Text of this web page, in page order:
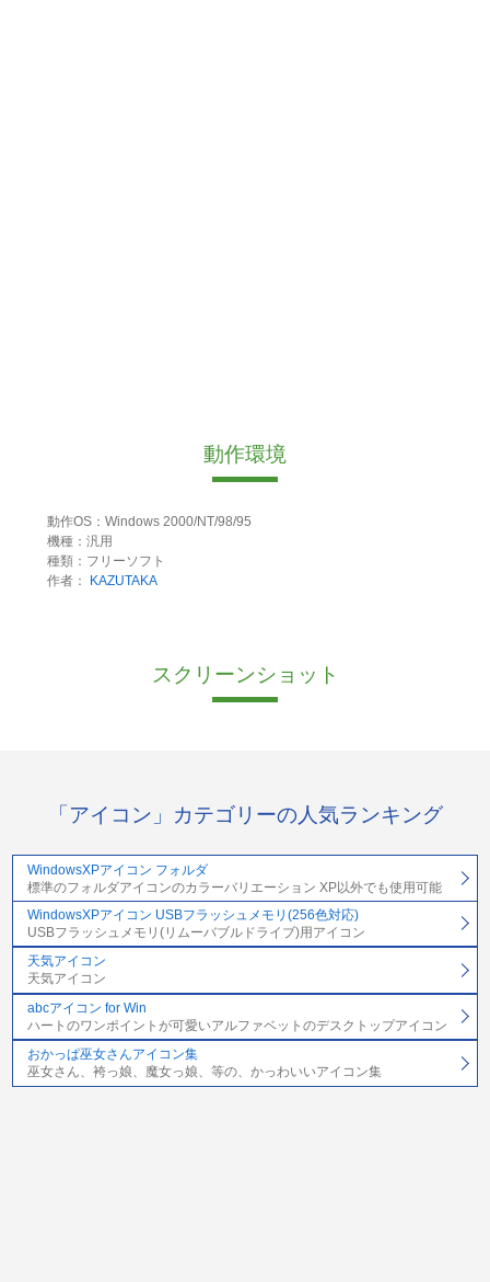
動作環境
動作OS：Windows 2000/NT/98/95
機種：汎用
種類：フリーソフト
作者：
KAZUTAKA
スクリーンショット
「アイコン」カテゴリーの人気ランキング
WindowsXPアイコン フォルダ
標準のフォルダアイコンのカラーバリエーション XP以外でも使用可能
WindowsXPアイコン USBフラッシュメモリ(256色対応)
USBフラッシュメモリ(リムーバブルドライブ)用アイコン
天気アイコン
天気アイコン
abcアイコン for Win
ハートのワンポイントが可愛いアルファベットのデスクトップアイコン
おかっぱ巫女さんアイコン集
巫女さん、袴っ娘、魔女っ娘、等の、かっわいいアイコン集